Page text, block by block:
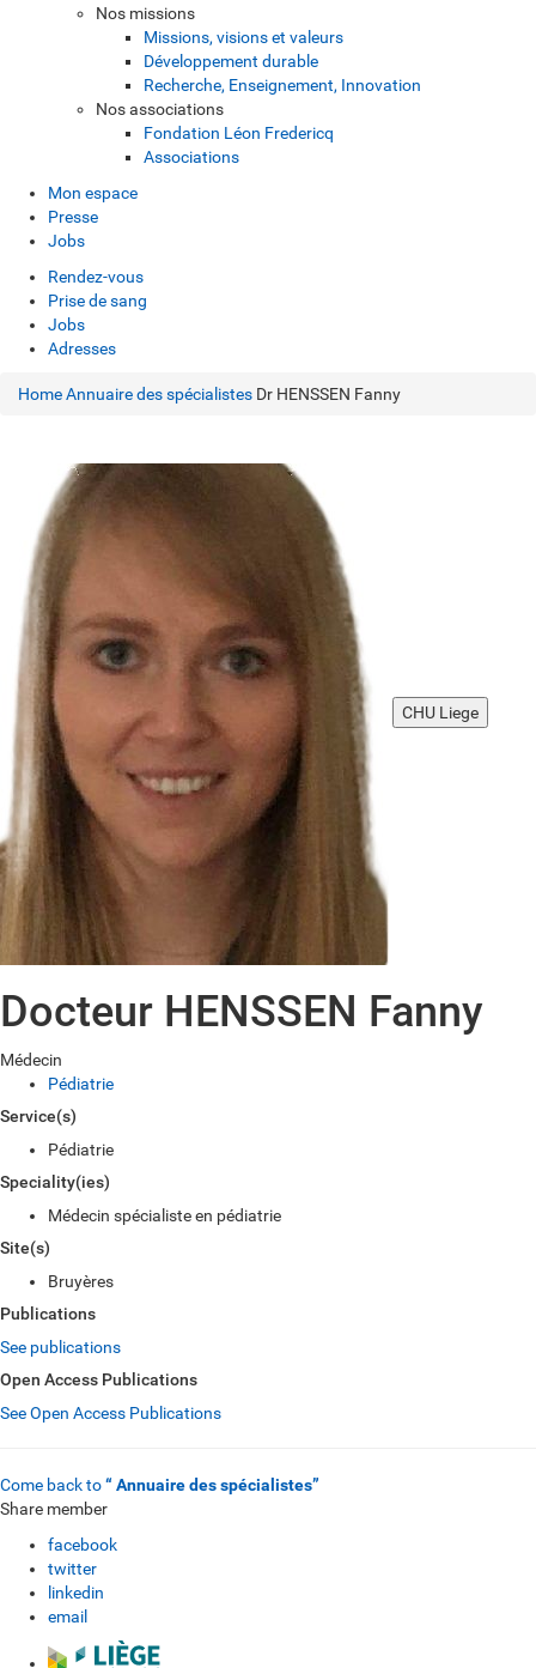
Nos missions
Missions, visions et valeurs
Développement durable
Recherche, Enseignement, Innovation
Nos associations
Fondation Léon Fredericq
Associations
Mon espace
Presse
Jobs
Rendez-vous
Prise de sang
Jobs
Adresses
HomeAnnuaire des spécialistes Dr HENSSEN Fanny
CHU Liege
Docteur HENSSEN Fanny
Médecin
Pédiatrie
Service(s)
Pédiatrie
Speciality(ies)
Médecin spécialiste en pédiatrie
Site(s)
Bruyères
Publications
See publications
Open Access Publications
See Open Access Publications
Come back to“ Annuaire des spécialistes”
Share member
facebook
twitter
linkedin
email